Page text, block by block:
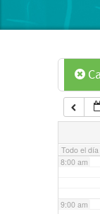
Todo el día
6:00 am
7:00 am
8:00 am
9:00 am